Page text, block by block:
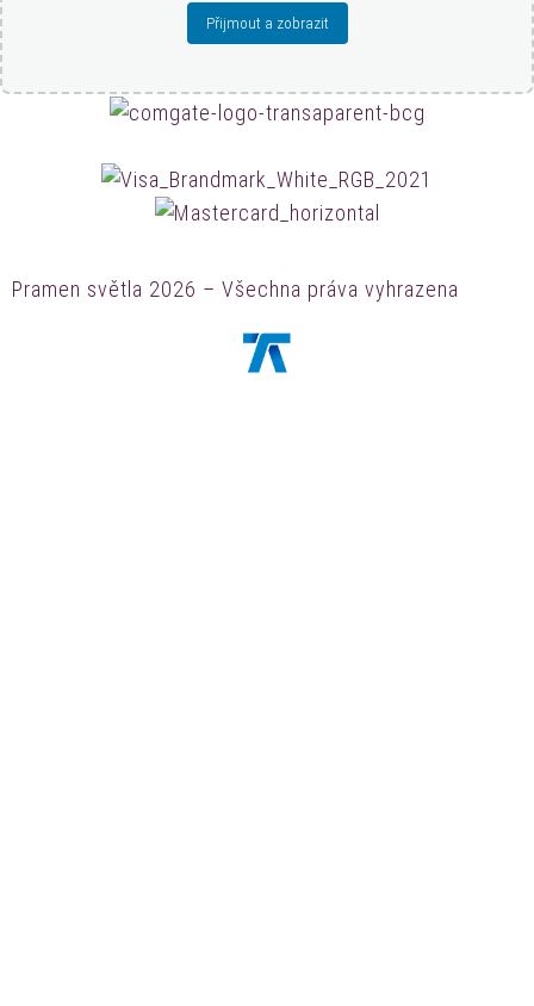
Přijmout a zobrazit
Pramen světla 2026 – Všechna práva vyhrazena